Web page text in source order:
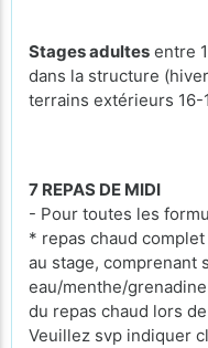
Stages adultes entre
dans la structure
terrains extérieurs 16-
7 REPAS DE MIDI
- Pour toutes les
* repas chaud
au stage, comprenant
eau/menthe/
du repas chaud lors
Veuillez svp indiquer